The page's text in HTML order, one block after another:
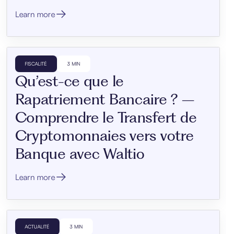
Learn more
FISCALITÉ 3 MIN
Qu’est-ce que le
Rapatriement Bancaire ? –
Comprendre le Transfert de
Cryptomonnaies vers votre
Banque avec Waltio
Learn more
ACTUALITÉ 3 MIN